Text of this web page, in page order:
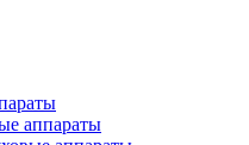
аппараты